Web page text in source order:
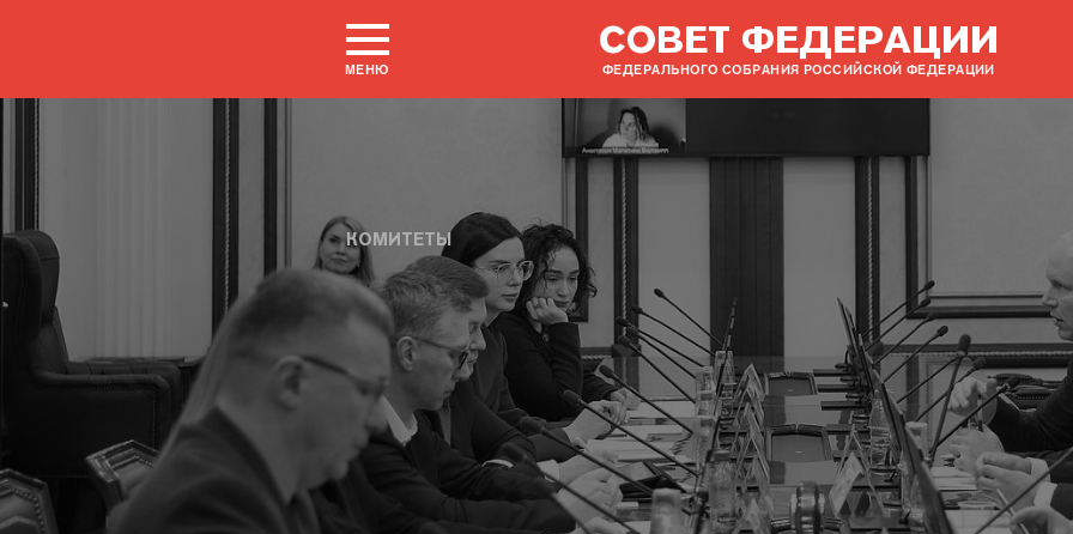
МЕНЮ
СОВЕТ ФЕДЕРАЦИИ
ФЕДЕРАЛЬНОГО СОБРАНИЯ РОССИЙСКОЙ ФЕДЕРАЦИИ
КОМИТЕТЫ